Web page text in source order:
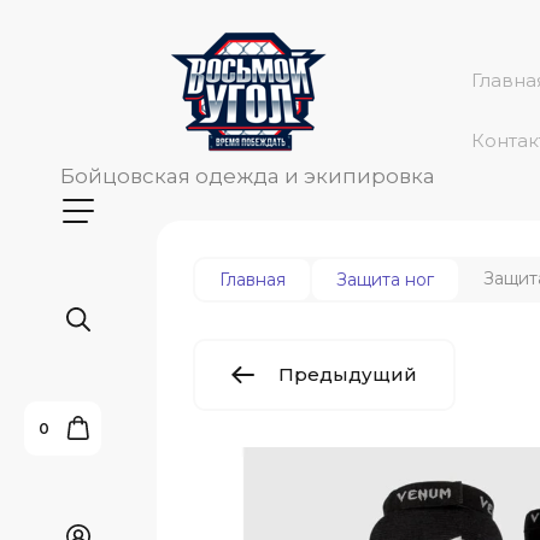
0
Бойцовская одежда и экипировка
Главная Защита ног
Предыдущий